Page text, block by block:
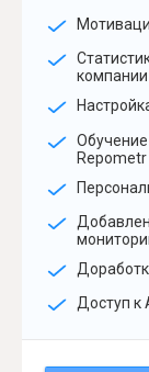
компании
Обучение
Repometr
Доступ к